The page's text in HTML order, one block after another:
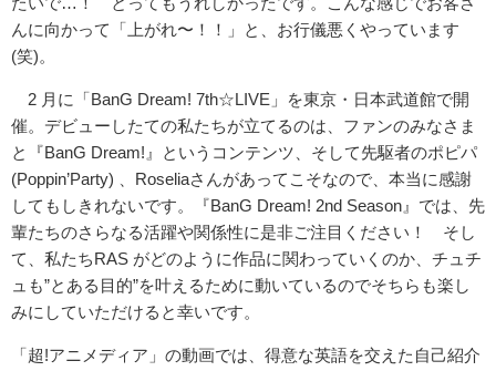
んに向かって「上がれ〜！！」と、お行儀悪くやっています
(笑)。
2 月に「BanG Dream! 7th☆LIVE」を東京・日本武道館で開
催。デビューしたての私たちが立てるのは、ファンのみなさま
と『BanG Dream!』というコンテンツ、そして先駆者のポピパ
(Poppin’Party) 、Roseliaさんがあってこそなので、本当に感謝
してもしきれないです。『BanG Dream! 2nd Season』では、先
輩たちのさらなる活躍や関係性に是非ご注目ください！ そし
て、私たちRAS がどのように作品に関わっていくのか、チュチ
ュも”とある目的”を叶えるために動いているのでそちらも楽し
みにしていただけると幸いです。
「超!アニメディア」の動画では、得意な英語を交えた自己紹介